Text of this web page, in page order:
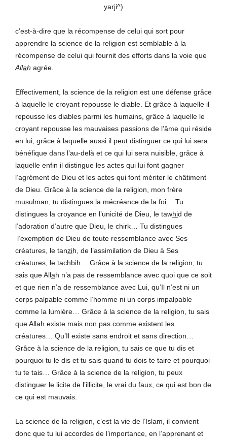
yarji^)
c’est-à-dire que la récompense de celui qui sort pour
apprendre la science de la religion est semblable à la
récompense de celui qui fournit des efforts dans la voie que
Allah agrée.
Effectivement, la science de la religion est une défense grâce
à laquelle le croyant repousse le diable. Et grâce à laquelle il
repousse les diables parmi les humains, grâce à laquelle le
croyant repousse les mauvaises passions de l’âme qui réside
en lui, grâce à laquelle aussi il peut distinguer ce qui lui sera
bénéfique dans l’au-delà et ce qui lui sera nuisible, grâce à
laquelle enfin il distingue les actes qui lui font gagner
l’agrément de Dieu et les actes qui font mériter le châtiment
de Dieu. Grâce à la science de la religion, mon frère
musulman, tu distingues la mécréance de la foi… Tu
distingues la croyance en l’unicité de Dieu, le tawhid de
l’adoration d’autre que Dieu, le chirk… Tu distingues
l’exemption de Dieu de toute ressemblance avec Ses
créatures, le tanzih, de l’assimilation de Dieu à Ses
créatures, le tachbih… Grâce à la science de la religion, tu
sais que Allah n’a pas de ressemblance avec quoi que ce soit
et que rien n’a de ressemblance avec Lui, qu’Il n’est ni un
corps palpable comme l’homme ni un corps impalpable
comme la lumière… Grâce à la science de la religion, tu sais
que Allah existe mais non pas comme existent les
créatures… Qu’Il existe sans endroit et sans direction…
Grâce à la science de la religion, tu sais ce que tu dis et
pourquoi tu le dis et tu sais quand tu dois te taire et pourquoi
tu te tais… Grâce à la science de la religion, tu peux
distinguer le licite de l’illicite, le vrai du faux, ce qui est bon de
ce qui est mauvais.
La science de la religion, c’est la vie de l’Islam, il convient
donc que tu lui accordes de l’importance, en l’apprenant et